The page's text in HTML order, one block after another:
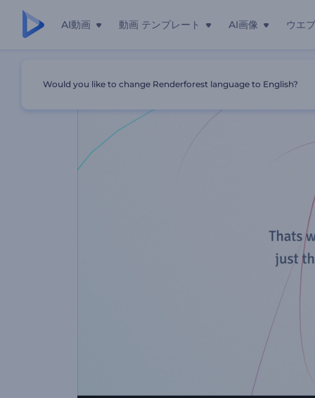
AI動画 動画 テンプレート AI画像 ウエ
Would you like to change Renderforest language to English?